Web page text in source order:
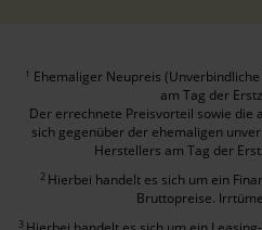
1 Ehemaliger Neupreis
am Tag der
Der errechnete Preisvorteil sowie die
sich gegenüber der ehemaligen
Herstellers am Tag der
2 Hierbei handelt es sich um ein
Bruttopreise.
3